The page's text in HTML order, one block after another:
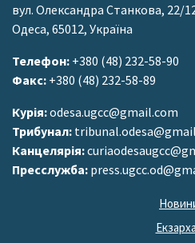
вул. Олександра Станкова, 22/
Одеса, 65012, Україна
Телефон: +380 (48) 232-58-90
Факс: +380 (48) 232-58-89
Курія:odesa.ugcc@gmail.com
Трибунал:
Канцелярія:
Пресслужба: